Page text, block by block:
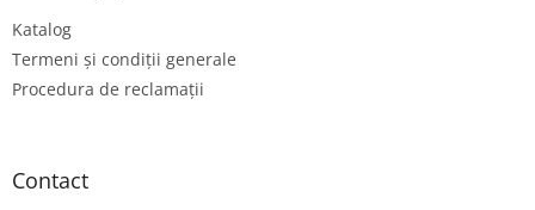
Katalog
Termeni și condiții generale
Procedura de reclamații
Contact